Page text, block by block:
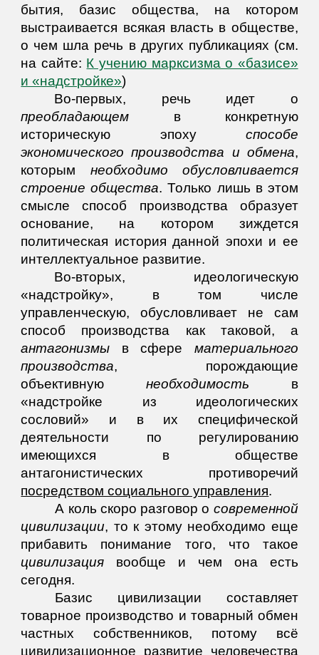
бытия, базис общества, на котором
выстраивается всякая власть в обществе,
о чем шла речь в других публикациях (см.
на сайте: К учению марксизма о «базисе»
и «надстройке»)
Во-первых, речь идет о
преобладающем в конкретную
историческую эпоху способе
экономического производства и обмена,
которым необходимо обусловливается
строение общества. Только лишь в этом
смысле способ производства образует
основание, на котором зиждется
политическая история данной эпохи и ее
интеллектуальное развитие.
Во-вторых, идеологическую
«надстройку», в том числе
управленческую, обусловливает не сам
способ производства как таковой, а
антагонизмы в сфере материального
производства, порождающие
объективную необходимость в
«надстройке из идеологических
сословий» и в их специфической
деятельности по регулированию
имеющихся в обществе
антагонистических противоречий
посредством социального управления.
А коль скоро разговор о современной
цивилизации, то к этому необходимо еще
прибавить понимание того, что такое
цивилизация вообще и чем она есть
сегодня.
Базис цивилизации составляет
товарное производство и товарный обмен
частных собственников, потому всё
цивилизационное развитие человечества